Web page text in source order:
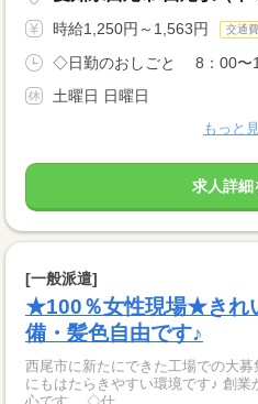
時給1,250円～1,563円 交通
◇日勤のおしごと 8：00〜
土曜日 日曜日
もっと
求人詳細
[一般派遣]
★100％女性現場★きれ
備・髪色自由です♪
西尾市に新たにできた工場での大
にもはたらきやすい環境です♪ 創